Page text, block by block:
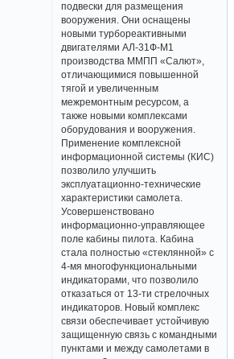
подвески для размещения
вооружения. Они оснащены
новыми турбореактивными
двигателями АЛ-31Ф-М1
производства ММПП «Салют»,
отличающимися повышенной
тягой и увеличенным
межремонтным ресурсом, а
также новыми комплексами
оборудования и вооружения.
Применение комплексной
информационной системы (КИС)
позволило улучшить
эксплуатационно-технические
характеристики самолета.
Усовершенствовано
информационно-управляющее
поле кабины пилота. Кабина
стала полностью «стеклянной» с
4-мя многофункциональными
индикаторами, что позволило
отказаться от 13-ти стрелочных
индикаторов. Новый комплекс
связи обеспечивает устойчивую
защищенную связь с командными
пунктами и между самолетами в